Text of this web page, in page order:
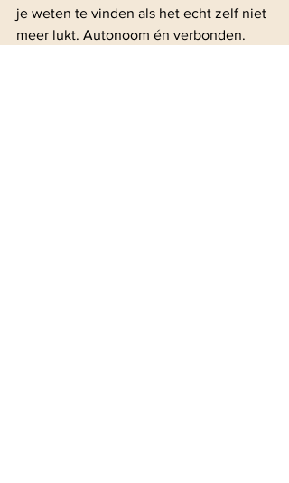
je weten te vinden als het echt zelf niet
meer lukt. Autonoom én verbonden.